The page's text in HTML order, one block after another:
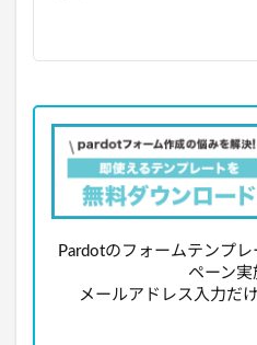
Pardotのフォームテンプ
ペーン実
メールアドレス入力だ